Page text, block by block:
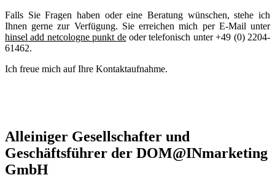
Falls Sie Fragen haben oder eine Beratung wünschen, stehe ich
Ihnen gerne zur Verfügung. Sie erreichen mich per E-Mail unter
hinsel add netcologne punkt deoder telefonisch unter +49 (0) 2204-
61462.
Ich freue mich auf Ihre Kontaktaufnahme.
Alleiniger Gesellschafter und
Geschäftsführer der DOM@INmarketing
GmbH